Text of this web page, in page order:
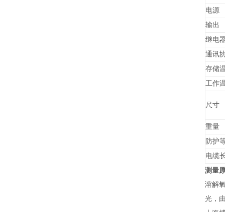
电源
输出
继电
通讯
存储
工作
尺寸
重量
防护
电缆
测量
溶解
光，